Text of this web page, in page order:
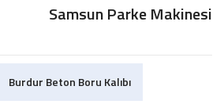
Samsun Parke Makinesi
Burdur Beton Boru Kalıbı